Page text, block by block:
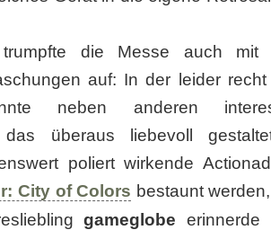
die Messe auch mit
auf: In der leider
neben anderen
das überaus liebevoll
poliert wirkende
City of Colors bestaunt
gameglobe erinnerde